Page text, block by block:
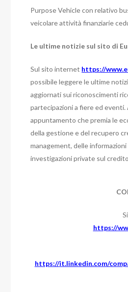
Purpose Vehicle con relativo
veicolare attività finanziarie
Le ultime notizie sul sito di
Sul sito internet https://
possibile leggere le ultime
aggiornati sui riconoscimenti
partecipazioni a fiere ed eventi.
appuntamento che premia le
della gestione e del recupero
management, delle
investigazioni private sul
https://
https://it.linkedin.com/